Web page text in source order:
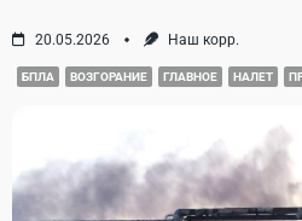
20.05.2026 Наш корр.
БПЛА ВОЗГОРАНИЕ ГЛАВНОЕ НАЛЕТ